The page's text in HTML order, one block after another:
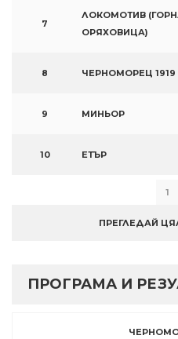
7
ЛОКОМОТИВ
ОРЯХОВИЦА)
8 ЧЕРНОМОРЕЦ 1919
9 МИНЬОР
10 ЕТЪР
1
ПРЕГЛЕДАЙ
ПРОГРАМА И